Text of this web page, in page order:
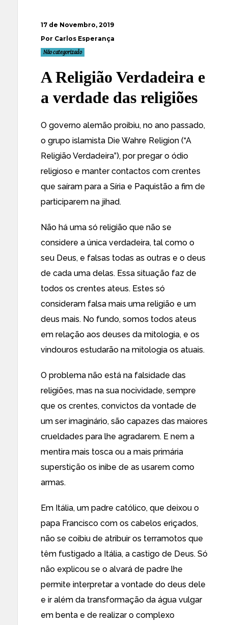
17 de Novembro, 2019
Por Carlos Esperança
Não categorizado
A Religião Verdadeira e
a verdade das religiões
O governo alemão proibiu, no ano passado,
o grupo islamista Die Wahre Religion (“A
Religião Verdadeira”), por pregar o ódio
religioso e manter contactos com crentes
que saíram para a Síria e Paquistão a fim de
participarem na jihad.
Não há uma só religião que não se
considere a única verdadeira, tal como o
seu Deus, e falsas todas as outras e o deus
de cada uma delas. Essa situação faz de
todos os crentes ateus. Estes só
consideram falsa mais uma religião e um
deus mais. No fundo, somos todos ateus
em relação aos deuses da mitologia, e os
vindouros estudarão na mitologia os atuais.
O problema não está na falsidade das
religiões, mas na sua nocividade, sempre
que os crentes, convictos da vontade de
um ser imaginário, são capazes das maiores
crueldades para lhe agradarem. E nem a
mentira mais tosca ou a mais primária
superstição os inibe de as usarem como
armas.
Em Itália, um padre católico, que deixou o
papa Francisco com os cabelos eriçados,
não se coibiu de atribuir os terramotos que
têm fustigado a Itália, a castigo de Deus. Só
não explicou se o alvará de padre lhe
permite interpretar a vontade do deus dele
e ir além da transformação da água vulgar
em benta e de realizar o complexo